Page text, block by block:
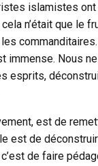
islamistes
n’était que le
immense. Nous
esprits,
est de
est de
de faire